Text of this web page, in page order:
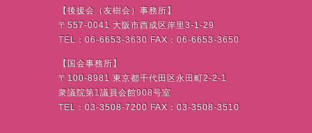
【後援会（友樹会）事務所】
〒 557-0041 大阪市西成区岸里3-1-29
TEL ： 06-6653-3630 FAX ： 06-6653-3650
【国会事務所】
〒 100-8981 東京都千代田区永田町2-2-1
衆議院第1議員会館908号室
TEL ： 03-3508-7200 FAX ： 03-3508-3510